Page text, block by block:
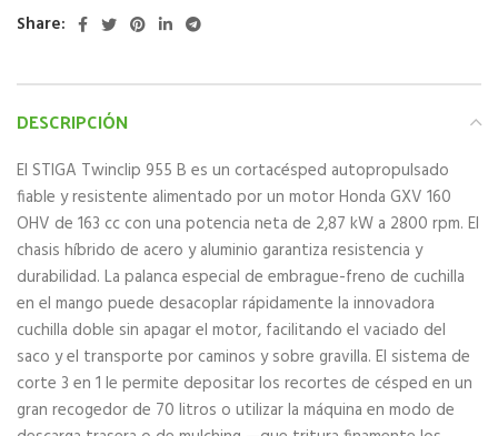
Share:
DESCRIPCIÓN
El STIGA Twinclip 955 B es un cortacésped autopropulsado
fiable y resistente alimentado por un motor Honda GXV 160
OHV de 163 cc con una potencia neta de 2,87 kW a 2800 rpm. El
chasis híbrido de acero y aluminio garantiza resistencia y
durabilidad. La palanca especial de embrague-freno de cuchilla
en el mango puede desacoplar rápidamente la innovadora
cuchilla doble sin apagar el motor, facilitando el vaciado del
saco y el transporte por caminos y sobre gravilla. El sistema de
corte 3 en 1 le permite depositar los recortes de césped en un
gran recogedor de 70 litros o utilizar la máquina en modo de